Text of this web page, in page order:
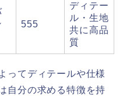
555
ディテー
ル・生地
共に高品
質
ってディテールや仕様
自分の求める特徴を持